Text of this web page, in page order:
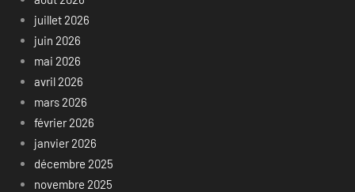
juillet 2026
juin 2026
mai 2026
avril 2026
mars 2026
février 2026
janvier 2026
décembre 2025
novembre 2025